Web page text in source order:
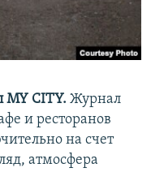
CITY. Журнал
и ресторанов
на счет
атмосфера